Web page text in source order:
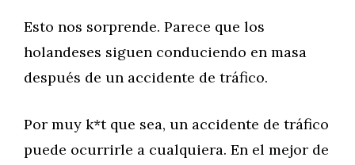
Esto nos sorprende. Parece que los
holandeses siguen conduciendo en masa
después de un accidente de tráfico.
Por muy k*t que sea, un accidente de tráfico
puede ocurrirle a cualquiera. En el mejor de